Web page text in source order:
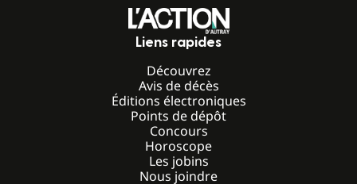
Liens rapides
Découvrez
Avis de décès
Éditions électroniques
Points de dépôt
Concours
Horoscope
Les jobins
Nous joindre